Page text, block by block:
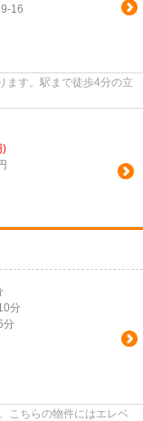
16
ます。駅まで徒歩4分の立
)
分
分
こちらの物件にはエレベ